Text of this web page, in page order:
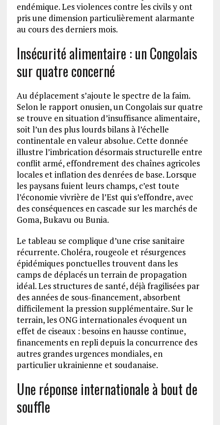
endémique. Les violences contre les civils y ont
pris une dimension particulièrement alarmante
au cours des derniers mois.
Insécurité alimentaire : un Congolais
sur quatre concerné
Au déplacement s’ajoute le spectre de la faim.
Selon le rapport onusien, un Congolais sur quatre
se trouve en situation d’insuffisance alimentaire,
soit l’un des plus lourds bilans à l’échelle
continentale en valeur absolue. Cette donnée
illustre l’imbrication désormais structurelle entre
conflit armé, effondrement des chaînes agricoles
locales et inflation des denrées de base. Lorsque
les paysans fuient leurs champs, c’est toute
l’économie vivrière de l’Est qui s’effondre, avec
des conséquences en cascade sur les marchés de
Goma, Bukavu ou Bunia.
Le tableau se complique d’une crise sanitaire
récurrente. Choléra, rougeole et résurgences
épidémiques ponctuelles trouvent dans les
camps de déplacés un terrain de propagation
idéal. Les structures de santé, déjà fragilisées par
des années de sous-financement, absorbent
difficilement la pression supplémentaire. Sur le
terrain, les ONG internationales évoquent un
effet de ciseaux : besoins en hausse continue,
financements en repli depuis la concurrence des
autres grandes urgences mondiales, en
particulier ukrainienne et soudanaise.
Une réponse internationale à bout de
souffle